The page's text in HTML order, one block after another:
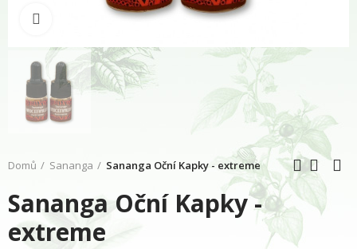
Klikněte pro zvětšení
Domů Sananga Sananga Oční Kapky - extreme
Sananga Oční Kapky -
extreme